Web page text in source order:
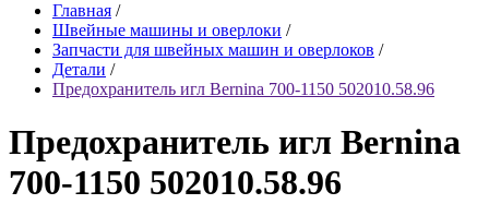
Главная /
Швейные машины и оверлоки /
Запчасти для швейных машин и оверлоков /
Детали /
Предохранитель игл Bernina 700-1150 502010.58.96
Предохранитель игл Bernina
700-1150 502010.58.96